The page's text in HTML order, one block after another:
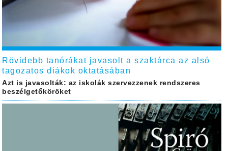
Rövidebb tanórákat javasolt a szaktárca az alsó
tagozatos diákok oktatásában
Azt is javasolták: az iskolák szervezzenek rendszeres
beszélgetőköröket